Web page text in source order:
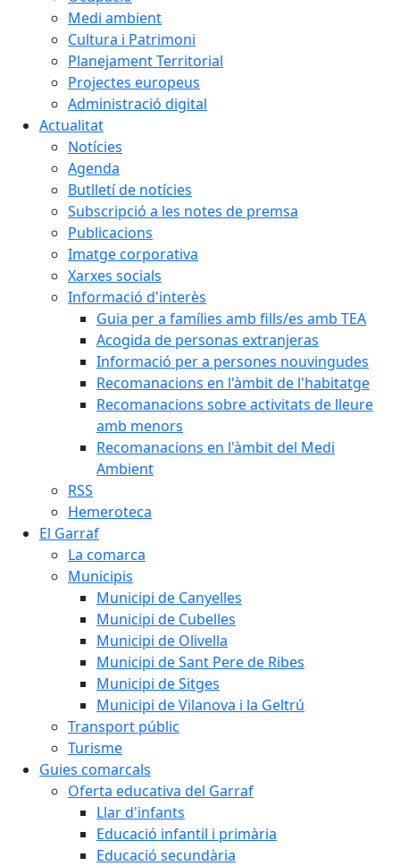
Medi ambient
Cultura i Patrimoni
Planejament Territorial
Projectes europeus
Administració digital
Actualitat
Notícies
Agenda
Butlletí de notícies
Subscripció a les notes de premsa
Publicacions
Imatge corporativa
Xarxes socials
Informació d'interès
Guia per a famílies amb fills/es amb TEA
Acogida de personas extranjeras
Informació per a persones nouvingudes
Recomanacions en l'àmbit de l'habitatge
Recomanacions sobre activitats de lleure
amb menors
Recomanacions en l'àmbit del Medi
Ambient
RSS
Hemeroteca
El Garraf
La comarca
Municipis
Municipi de Canyelles
Municipi de Cubelles
Municipi de Olivella
Municipi de Sant Pere de Ribes
Municipi de Sitges
Municipi de Vilanova i la Geltrú
Transport públic
Turisme
Guies comarcals
Oferta educativa del Garraf
Llar d'infants
Educació infantil i primària
Educació secundària